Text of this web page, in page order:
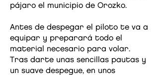
pájaro el municipio de Orozko.
Antes de despegar el piloto te va a
equipar y preparará todo el
material necesario para volar.
Tras darte unas sencillas pautas y
un suave despegue, en unos